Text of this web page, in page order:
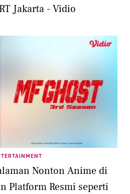
Jakarta - Vidio
Nonton Anime di
Platform Resmi seperti